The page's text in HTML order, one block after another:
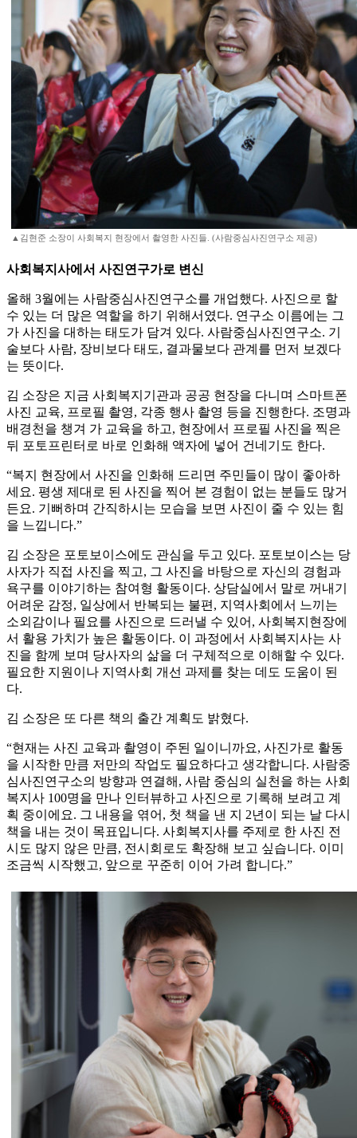
▲김현준 소장이 사회복지 현장에서 촬영한 사진들. (사람중심사진연구소 제공)
사회복지사에서 사진연구가로 변신
올해 3월에는 사람중심사진연구소를 개업했다. 사진으로 할
수 있는 더 많은 역할을 하기 위해서였다. 연구소 이름에는 그
가 사진을 대하는 태도가 담겨 있다. 사람중심사진연구소. 기
술보다 사람, 장비보다 태도, 결과물보다 관계를 먼저 보겠다
는 뜻이다.
김 소장은 지금 사회복지기관과 공공 현장을 다니며 스마트폰
사진 교육, 프로필 촬영, 각종 행사 촬영 등을 진행한다. 조명과
배경천을 챙겨 가 교육을 하고, 현장에서 프로필 사진을 찍은
뒤 포토프린터로 바로 인화해 액자에 넣어 건네기도 한다.
“복지 현장에서 사진을 인화해 드리면 주민들이 많이 좋아하
세요. 평생 제대로 된 사진을 찍어 본 경험이 없는 분들도 많거
든요. 기뻐하며 간직하시는 모습을 보면 사진이 줄 수 있는 힘
을 느낍니다.”
김 소장은 포토보이스에도 관심을 두고 있다. 포토보이스는 당
사자가 직접 사진을 찍고, 그 사진을 바탕으로 자신의 경험과
욕구를 이야기하는 참여형 활동이다. 상담실에서 말로 꺼내기
어려운 감정, 일상에서 반복되는 불편, 지역사회에서 느끼는
소외감이나 필요를 사진으로 드러낼 수 있어, 사회복지현장에
서 활용 가치가 높은 활동이다. 이 과정에서 사회복지사는 사
진을 함께 보며 당사자의 삶을 더 구체적으로 이해할 수 있다.
필요한 지원이나 지역사회 개선 과제를 찾는 데도 도움이 된
다.
김 소장은 또 다른 책의 출간 계획도 밝혔다.
“현재는 사진 교육과 촬영이 주된 일이니까요, 사진가로 활동
을 시작한 만큼 저만의 작업도 필요하다고 생각합니다. 사람중
심사진연구소의 방향과 연결해, 사람 중심의 실천을 하는 사회
복지사 100명을 만나 인터뷰하고 사진으로 기록해 보려고 계
획 중이에요. 그 내용을 엮어, 첫 책을 낸 지 2년이 되는 날 다시
책을 내는 것이 목표입니다. 사회복지사를 주제로 한 사진 전
시도 많지 않은 만큼, 전시회로도 확장해 보고 싶습니다. 이미
조금씩 시작했고, 앞으로 꾸준히 이어 가려 합니다.”